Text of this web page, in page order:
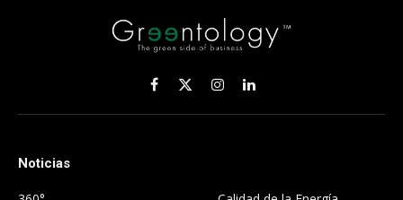
Facebook
X
(Twitter)
InstagramLinkedIn
Noticias